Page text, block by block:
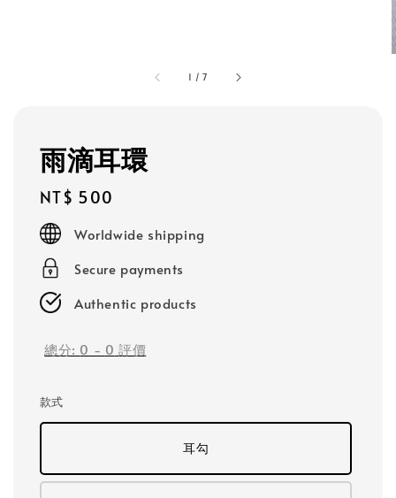
1 /7
雨滴耳環
Regular
price
NT$ 500
Worldwide shipping
Secure payments
Authentic products
總分: 0 - 0 評價
款式
耳勾